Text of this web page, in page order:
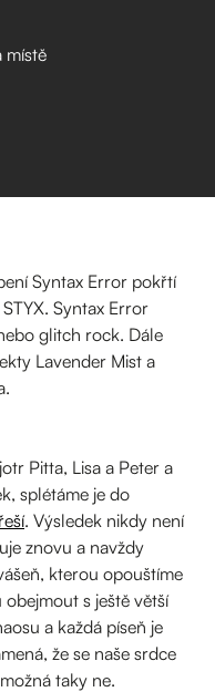
místě
Syntax Error pokřtí
Syntax Error
glitch rock. Dále
Lavender Mist a
Pitta, Lisa a Peter a
splétáme je do
. Výsledek nikdy není
znovu a navždy
kterou opouštíme
s ještě větší
a každá píseň je
že se naše srdce
taky ne.